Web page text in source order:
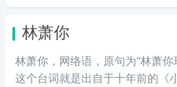
林萧你
林萧你，网络语，原句为“林萧你
这个台词就是出自于十年前的《